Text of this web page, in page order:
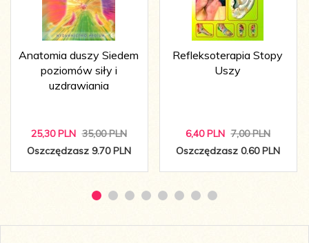
Anatomia duszy Siedem
poziomów siły i
uzdrawiania
25,30 PLN 35,00 PLN
Oszczędzasz 9.70 PLN
Refleksoterapia Stopy
Uszy
6,40 PLN 7,00 PLN
Oszczędzasz 0.60 PLN